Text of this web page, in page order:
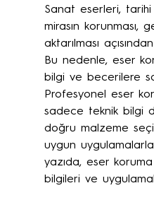
Sanat eserleri,
mirasın korunması,
aktarılması
Bu nedenle, eser
bilgi ve becerilere
Profesyonel eser
sadece teknik bilgi
doğru malzeme
uygun
yazıda, eser
bilgileri ve